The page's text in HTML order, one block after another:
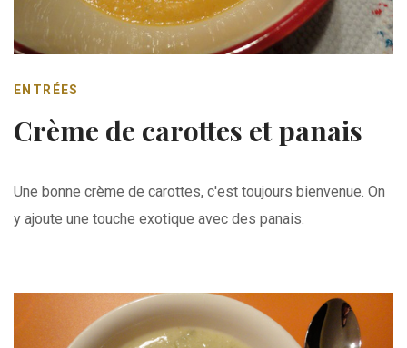
ENTRÉES
Crème de carottes et panais
Une bonne crème de carottes, c'est toujours bienvenue. On
y ajoute une touche exotique avec des panais.